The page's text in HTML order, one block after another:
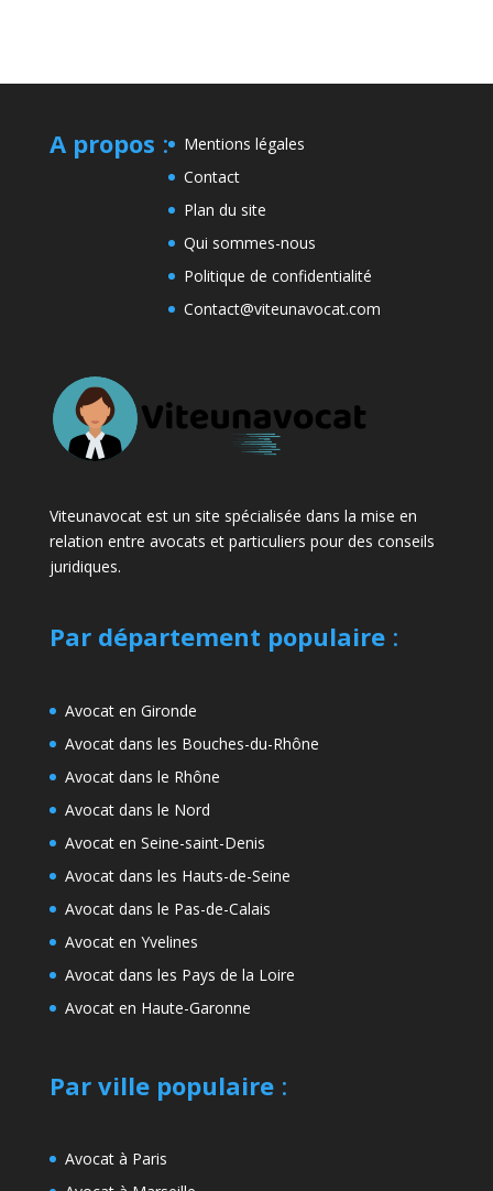
A propos :
Mentions légales
Contact
Plan du site
Qui sommes-nous
Politique de confidentialité
Contact@viteunavocat.com
Viteunavocat est un site spécialisée dans la mise en
relation entre avocats et particuliers pour des conseils
juridiques.
Par département populaire:
Avocat en Gironde
Avocat dans les Bouches-du-Rhône
Avocat dans le Rhône
Avocat dans le Nord
Avocat en Seine-saint-Denis
Avocat dans les Hauts-de-Seine
Avocat dans le Pas-de-Calais
Avocat en Yvelines
Avocat dans les Pays de la Loire
Avocat en Haute-Garonne
Par ville populaire:
Avocat à Paris